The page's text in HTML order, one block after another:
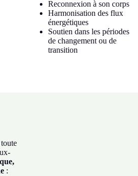
Reconnexion à son corps
Harmonisation des flux
énergétiques
Soutien dans les périodes
de changement ou de
transition
: